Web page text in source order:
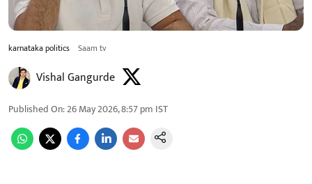
karnataka politics Saam tv
Vishal Gangurde
Published On:26 May 2026, 8:57 pm IST